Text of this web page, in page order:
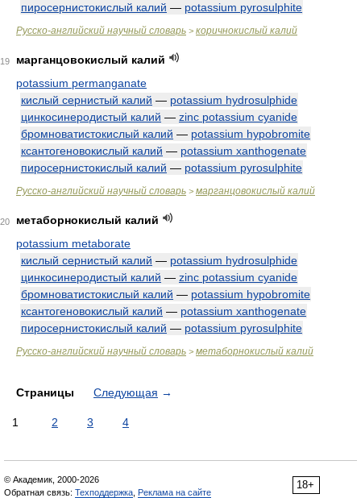
пиросернистокислый калий — potassium pyrosulphite
Русско-английский научный словарь > коричнокислый калий
19
марганцовокислый калий
potassium permanganate
кислый сернистый калий — potassium hydrosulphide
цинкосинеродистый калий — zinc potassium cyanide
бромноватистокислый калий — potassium hypobromite
ксантогеновокислый калий — potassium xanthogenate
пиросернистокислый калий — potassium pyrosulphite
Русско-английский научный словарь > марганцовокислый калий
20
метаборнокислый калий
potassium metaborate
кислый сернистый калий — potassium hydrosulphide
цинкосинеродистый калий — zinc potassium cyanide
бромноватистокислый калий — potassium hypobromite
ксантогеновокислый калий — potassium xanthogenate
пиросернистокислый калий — potassium pyrosulphite
Русско-английский научный словарь > метаборнокислый калий
Страницы Следующая →
1 2 3 4
18+
© Академик, 2000-2026
Обратная связь: Техподдержка Реклама на сайте